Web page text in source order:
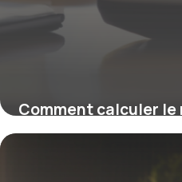
Comment calculer
explication claire et